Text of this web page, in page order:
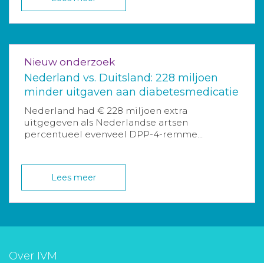
Nieuw onderzoek
Nederland vs. Duitsland: 228 miljoen
minder uitgaven aan diabetesmedicatie
Nederland had € 228 miljoen extra
uitgegeven als Nederlandse artsen
percentueel evenveel DPP-4-remme...
Lees meer
Over IVM